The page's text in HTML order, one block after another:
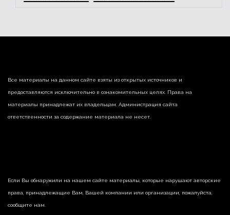
Все материалы на данном сайте взяты из открытых источников и
предоставляются исключительно в ознакомительных целях. Права на
материалы принадлежат их владельцам. Администрация сайта
ответственности за содержание материала не несет.
Если Вы обнаружили на нашем сайте материалы, которые нарушают авторские
права, принадлежащие Вам, Вашей компании или организации, пожалуйста,
сообщите нам.